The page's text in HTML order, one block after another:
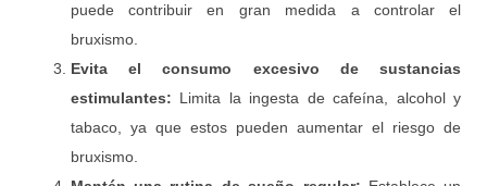
puede contribuir en gran medida a controlar el
bruxismo.
Evita el consumo excesivo de sustancias
estimulantes: Limita la ingesta de cafeína, alcohol y
tabaco, ya que estos pueden aumentar el riesgo de
bruxismo.